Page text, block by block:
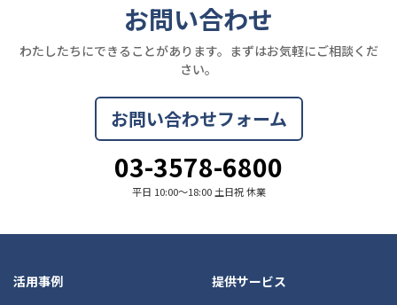
お問い合わせ
わたしたちにできることがあります。まずはお気軽にご相談くだ
さい。
お問い合わせフォーム
03-3578-6800
平日 10:00〜18:00 土日祝 休業
活用事例 提供サービス